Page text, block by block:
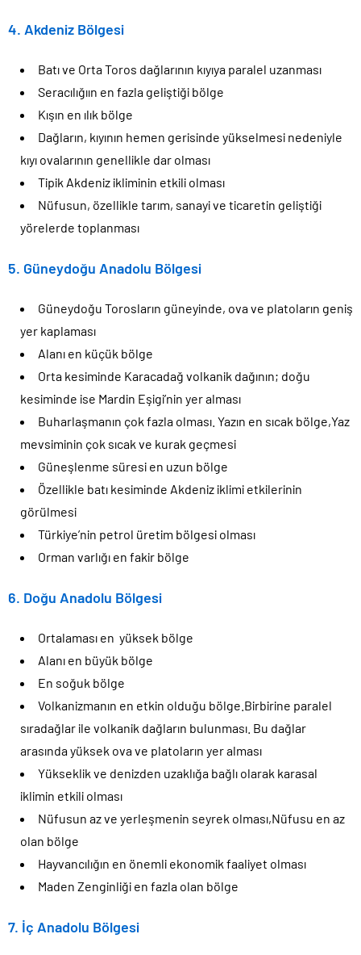
4. Akdeniz Bölgesi
Batı ve Orta Toros dağlarının kıyıya paralel uzanması
Seracılığıın en fazla geliştiği bölge
Kışın en ılık bölge
Dağların, kıyının hemen gerisinde yükselmesi nedeniyle
kıyı ovalarının genellikle dar olması
Tipik Akdeniz ikliminin etkili olması
Nüfusun, özellikle tarım, sanayi ve ticaretin geliştiği
yörelerde toplanması
5. Güneydoğu Anadolu Bölgesi
Güneydoğu Torosların güneyinde, ova ve platoların geniş
yer kaplaması
Alanı en küçük bölge
Orta kesiminde Karacadağ volkanik dağının; doğu
kesiminde ise Mardin Eşigi’nin yer alması
Buharlaşmanın çok fazla olması. Yazın en sıcak bölge,Yaz
mevsiminin çok sıcak ve kurak geçmesi
Güneşlenme süresi en uzun bölge
Özellikle batı kesiminde Akdeniz iklimi etkilerinin
görülmesi
Türkiye’nin petrol üretim bölgesi olması
Orman varlığı en fakir bölge
6. Doğu Anadolu Bölgesi
Ortalaması en yüksek bölge
Alanı en büyük bölge
En soğuk bölge
Volkanizmanın en etkin olduğu bölge.Birbirine paralel
sıradağlar ile volkanik dağların bulunması. Bu dağlar
arasında yüksek ova ve platoların yer alması
Yükseklik ve denizden uzaklığa bağlı olarak karasal
iklimin etkili olması
Nüfusun az ve yerleşmenin seyrek olması,Nüfusu en az
olan bölge
Hayvancılığın en önemli ekonomik faaliyet olması
Maden Zenginliği en fazla olan bölge
7. İç Anadolu Bölgesi